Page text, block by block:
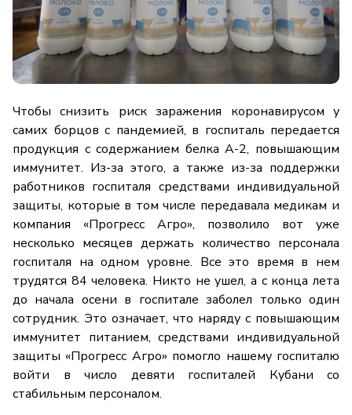
Чтобы снизить риск заражения коронавирусом у
самих борцов с пандемией, в госпиталь передается
продукция с содержанием белка А-2, повышающим
иммунитет. Из-за этого, а также из-за поддержки
работников госпиталя средствами индивидуальной
защиты, которые в том числе передавала медикам и
компания «Прогресс Агро», позволило вот уже
несколько месяцев держать количество персонала
госпиталя на одном уровне. Все это время в нем
трудятся 84 человека. Никто не ушел, а с конца лета
до начала осени в госпитале заболел только один
сотрудник. Это означает, что наряду с повышающим
иммунитет питанием, средствами индивидуальной
защиты «Прогресс Агро» помогло нашему госпиталю
войти в число девяти госпиталей Кубани со
стабильным персоналом.